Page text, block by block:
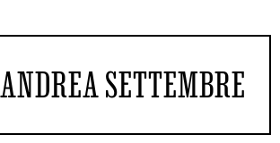
ANDREA SETTEMBRE